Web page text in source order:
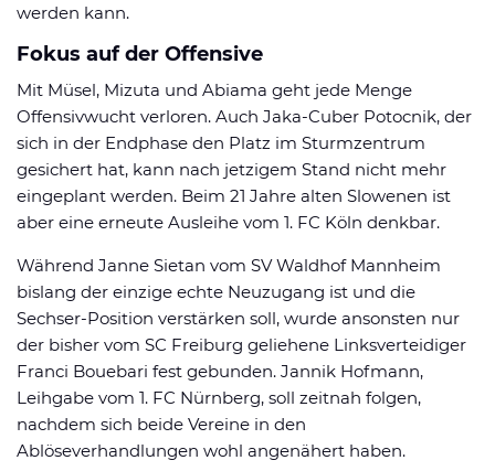
werden kann.
Fokus auf der Offensive
Mit Müsel, Mizuta und Abiama geht jede Menge
Offensivwucht verloren. Auch Jaka-Cuber Potocnik, der
sich in der Endphase den Platz im Sturmzentrum
gesichert hat, kann nach jetzigem Stand nicht mehr
eingeplant werden. Beim 21 Jahre alten Slowenen ist
aber eine erneute Ausleihe vom 1. FC Köln denkbar.
Während Janne Sietan vom SV Waldhof Mannheim
bislang der einzige echte Neuzugang ist und die
Sechser-Position verstärken soll, wurde ansonsten nur
der bisher vom SC Freiburg geliehene Linksverteidiger
Franci Bouebari fest gebunden. Jannik Hofmann,
Leihgabe vom 1. FC Nürnberg, soll zeitnah folgen,
nachdem sich beide Vereine in den
Ablöseverhandlungen wohl angenähert haben.